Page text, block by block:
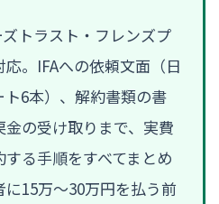
トラスト・フレンズプ
。IFAへの依頼文面（日
6本）、解約書類の書
金の受け取りまで、実費
る手順をすべてまとめ
15万〜30万円を払う前